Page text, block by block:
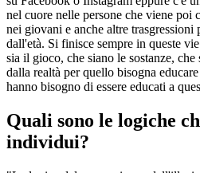
nel cuore nelle persone che viene poi
nei giovani e anche altre
dall'età. Si finisce sempre in queste
sia il gioco, che siano le sostanze,
dalla realtà per quello bisogna
hanno bisogno di essere educati a
Quali sono le logiche
individui?